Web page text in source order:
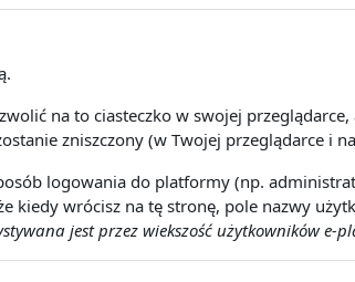
na to ciasteczko w swojej
zniszczony (w Twojej przeglądarce i
logowania do platformy (np.
kiedy wrócisz na tę stronę, pole nazwy
jest przez wiekszość użytkowników e-